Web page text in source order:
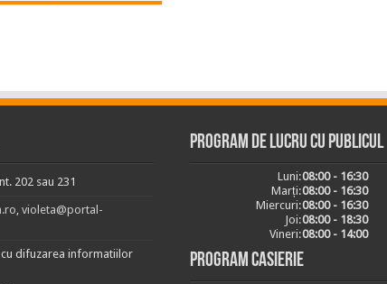
202 sau 231
,violeta@portal-
difuzarea informatiilor
Program de lucru cu publicul
Luni:08:00 - 16:30
Marți:08:00 - 16:30
Miercuri:08:00 - 16:30
Joi:08:00 - 18:30
Vineri:08:00 - 14:00
Program casierie